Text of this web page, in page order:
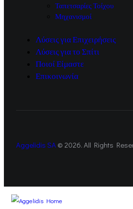
Ταπετσαρίες Τοίχου
Μηχανισμοί
Λύσεις για Επιχειρήσεις
Λύσεις για το Σπίτι
Ποιοί Είμαστε
Επικοινωνία
Aggelidis SA © 2026. All Rights